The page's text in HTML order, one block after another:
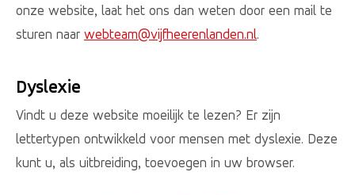
onze website, laat het ons dan weten door een mail te
sturen naar webteam@vijfheerenlanden.nl.
Dyslexie
Vindt u deze website moeilijk te lezen? Er zijn
lettertypen ontwikkeld voor mensen met dyslexie. Deze
kunt u, als uitbreiding, toevoegen in uw browser.